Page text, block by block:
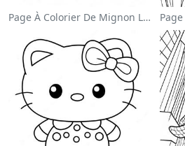
Page À Colorier De Mignon Lapin De Pâques